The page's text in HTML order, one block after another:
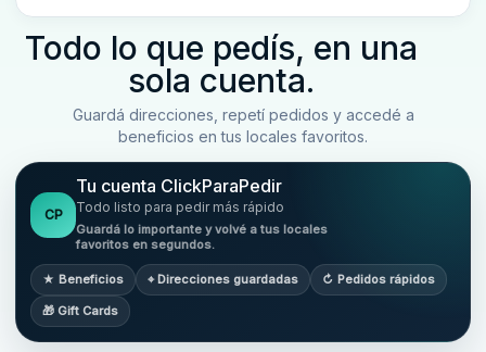
Todo lo que pedís, en una
sola cuenta.
Guardá direcciones, repetí pedidos y accedé a
beneficios en tus locales favoritos.
CP
Tu cuenta ClickParaPedir
Todo listo para pedir más rápido
Guardá lo importante y volvé a tus locales
favoritos en segundos.
★ Beneficios ⌖ Direcciones guardadas ↻ Pedidos rápidos
🎁 Gift Cards